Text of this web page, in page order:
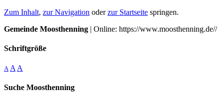
Zum Inhalt, zur Navigation oderzur Startseite springen.
Gemeinde Moosthenning | Online: https://www.moosthenning.de//
Schriftgröße
A A A
Suche Moosthenning